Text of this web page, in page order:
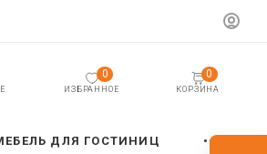
ИЗБРАННОЕ
0
КОРЗИНА
0
ДЛЯ ГОСТИНИЦ